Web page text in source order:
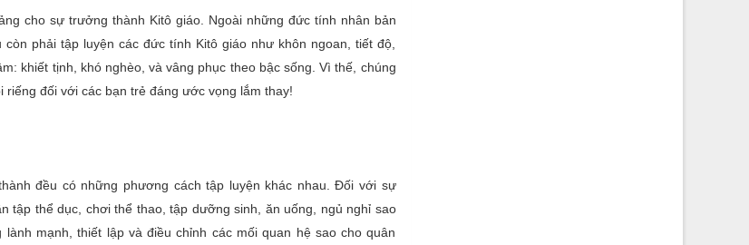
cho sự trưởng thành Kitô giáo. Ngoài những đức tính nhân bản
phải tập luyện các đức tính Kitô giáo như khôn ngoan, tiết độ,
khiết tịnh, khó nghèo, và vâng phục theo bậc sống. Vì thế, chúng
đối với các bạn trẻ đáng ước vọng lắm thay!
đều có những phương cách tập luyện khác nhau. Đối với sự
tập thể dục, chơi thể thao, tập dưỡng sinh, ăn uống, ngủ nghỉ sao
mạnh, thiết lập và điều chỉnh các mối quan hệ sao cho quân